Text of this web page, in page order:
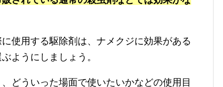
使用する駆除剤は、ナメクジに効果がある
ようにしましょう。
どういった場面で使いたいかなどの使用目